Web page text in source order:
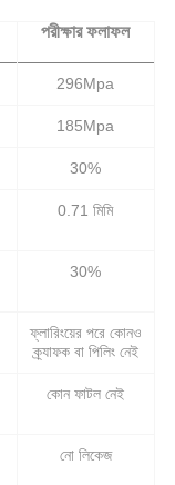
পরীক্ষার ফলাফল
296Mpa
185Mpa
30%
0.71 মিমি
30%
ফ্লারিংয়ের পরে কোনও
ক্র্যাফক বা পিলিং নেই
কোন ফাটল নেই
নো লিকেজ